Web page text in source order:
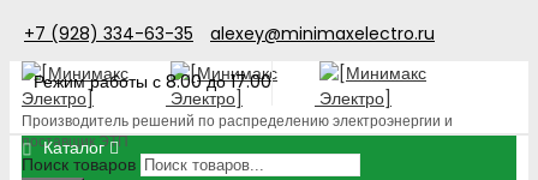
+7 (928) 334-63-35
alexey@minimaxelectro.ru
Режим работы с 8.00 до 17.00
Производитель решений по распределению электроэнергии и
поставщик ЭТП
Поиск товаров
Каталог